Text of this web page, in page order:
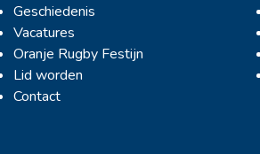
Geschiedenis
Vacatures
Oranje Rugby Festijn
Lid worden
Contact